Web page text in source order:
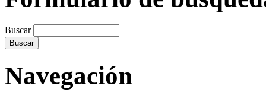
Buscar
Navegación